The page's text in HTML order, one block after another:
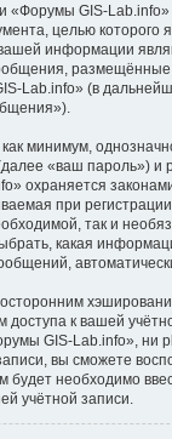
«Форумы GIS-
целью
информации
Lab.info» (в
как минимум,
«ваш пароль»)
охраняется
при
так и
какая
доступа к вашей
GIS-Lab.info», ни
вы сможете
необходимо
учётной записи.